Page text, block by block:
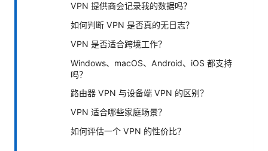
VPN 提供商会记录我的数据吗？
如何判断 VPN 是否真的无日志？
VPN 是否适合跨境工作？
Windows、macOS、Android、iOS 都支持
吗？
路由器 VPN 与设备端 VPN 的区别？
VPN 适合哪些家庭场景？
如何评估一个 VPN 的性价比？